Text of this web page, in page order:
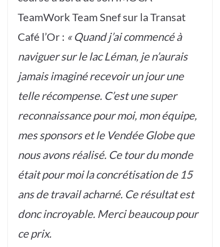
TeamWork Team Snef sur la Transat
Café l’Or : « Quand j’ai commencé à
naviguer sur le lac Léman, je n’aurais
jamais imaginé recevoir un jour une
telle récompense. C’est une super
reconnaissance pour moi, mon équipe,
mes sponsors et le Vendée Globe que
nous avons réalisé. Ce tour du monde
était pour moi la concrétisation de 15
ans de travail acharné. Ce résultat est
donc incroyable. Merci beaucoup pour
ce prix.